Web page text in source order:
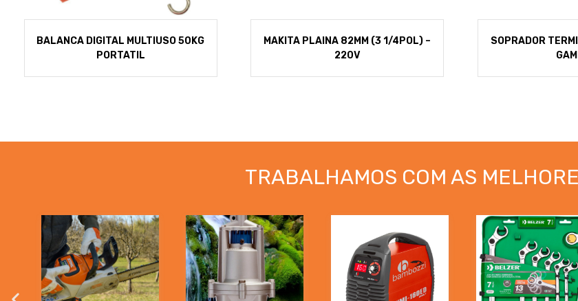
BALANCA DIGITAL MULTIUSO 50KG
PORTATIL
MAKITA PLAINA 82MM (3 1/4POL) –
220V
SOPRADOR
TRABALHAMOS COM AS